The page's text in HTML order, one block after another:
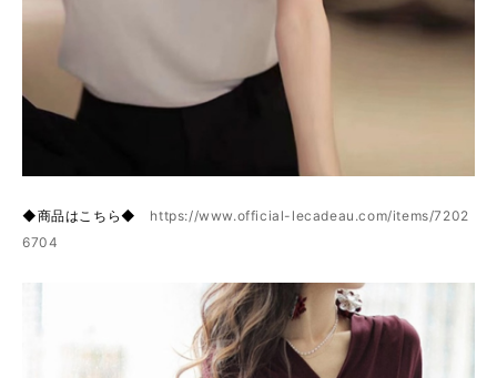
◆商品はこちら◆ https://www.official-lecadeau.com/items/7202
6704